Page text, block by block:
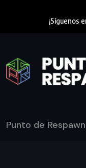
¡Síguenos
Punto de Respawn